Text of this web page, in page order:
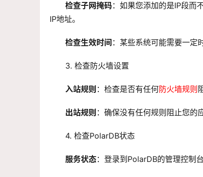
检查子网掩码：如果您添加的是IP段而
IP地址。
检查生效时间 ：某些系统可能需要一定
3. 检查防火墙设置
入站规则 ：检查是否有任何防火墙规则
出站规则 ：确保没有任何规则阻止您的
4. 检查PolarDB状态
服务状态：登录到PolarDB的管理控制